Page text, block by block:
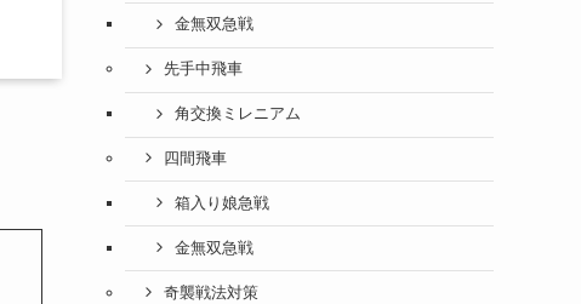
金無双急戦
先手中飛車
角交換ミレニアム
四間飛車
箱入り娘急戦
金無双急戦
奇襲戦法対策